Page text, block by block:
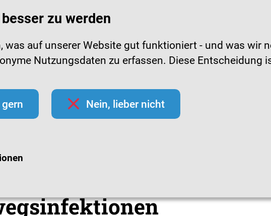
zu werden
was auf unserer Website gut funktioniert - und was wir
Nutzungsdaten zu erfassen. Diese Entscheidung
Nein, lieber nicht
Materialien zu Atemwegsinfektionen